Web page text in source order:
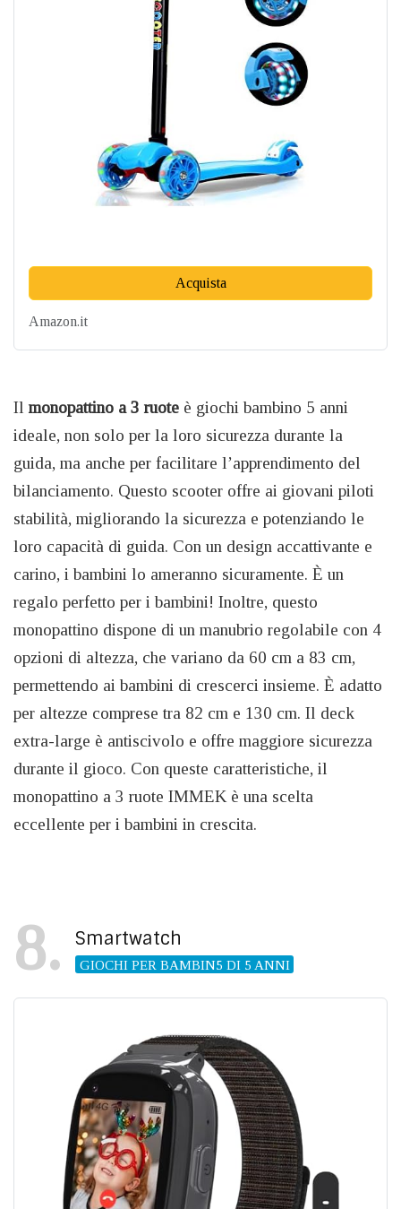
Acquista
Amazon.it
Il monopattino a 3 ruote è giochi bambino 5 anni
ideale, non solo per la loro sicurezza durante la
guida, ma anche per facilitare l’apprendimento del
bilanciamento. Questo scooter offre ai giovani piloti
stabilità, migliorando la sicurezza e potenziando le
loro capacità di guida. Con un design accattivante e
carino, i bambini lo ameranno sicuramente. È un
regalo perfetto per i bambini! Inoltre, questo
monopattino dispone di un manubrio regolabile con 4
opzioni di altezza, che variano da 60 cm a 83 cm,
permettendo ai bambini di crescerci insieme. È adatto
per altezze comprese tra 82 cm e 130 cm. Il deck
extra-large è antiscivolo e offre maggiore sicurezza
durante il gioco. Con queste caratteristiche, il
monopattino a 3 ruote IMMEK è una scelta
eccellente per i bambini in crescita.
8 Smartwatch
GIOCHI PER BAMBIN5 DI 5 ANNI